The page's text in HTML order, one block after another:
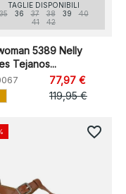
TAGLIE DISPONIBILI
36 37 38 39
40
41
42
5389 Nelly
Tejanos...
77,97 €
119,95 €
favorite_border